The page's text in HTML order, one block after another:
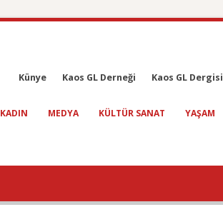
Künye Kaos GL Derneği Kaos GL Dergisi
KADIN MEDYA KÜLTÜR SANAT YAŞAM